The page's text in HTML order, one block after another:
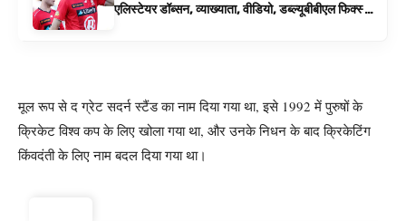
एलिस्टेयर डॉब्सन, व्याख्याता, वीडियो, डब्ल्यूबीबीएल फिक्स्चर
मूल रूप से द ग्रेट सदर्न स्टैंड का नाम दिया गया था, इसे 1992 में पुरुषों के
क्रिकेट विश्व कप के लिए खोला गया था, और उनके निधन के बाद क्रिकेटिंग
किंवदंती के लिए नाम बदल दिया गया था।